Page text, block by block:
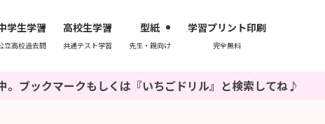
学生学習
立高校過去問
高校生学習
共通テスト学習
型紙
先生・親向け
学習プリント印刷
完全無料
マークもしくは『いちごドリル』と検索してね♪